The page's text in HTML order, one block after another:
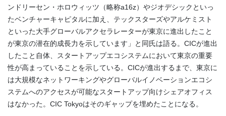
ンドリーセン・ホロウィッツ（略称a16z）やジオデシックといっ
たベンチャーキャピタルに加え、テックスターズやアルケミスト
といった大手グローバルアクセラレーターが東京に進出したこと
が東京の潜在的成長力を示しています」と同氏は語る。CICが進出
したこと自体、スタートアップエコシステムにおいて東京の重要
性が高まっていることを示している。CICが進出するまで、東京に
は大規模なネットワーキングやグローバルイノベーションエコシ
ステムへのアクセスが可能なスタートアップ向けシェアオフィス
はなかった。CIC Tokyoはそのギャップを埋めたことになる。